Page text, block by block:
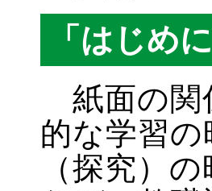
「はじめ
紙面の関
的な学習
（探究）